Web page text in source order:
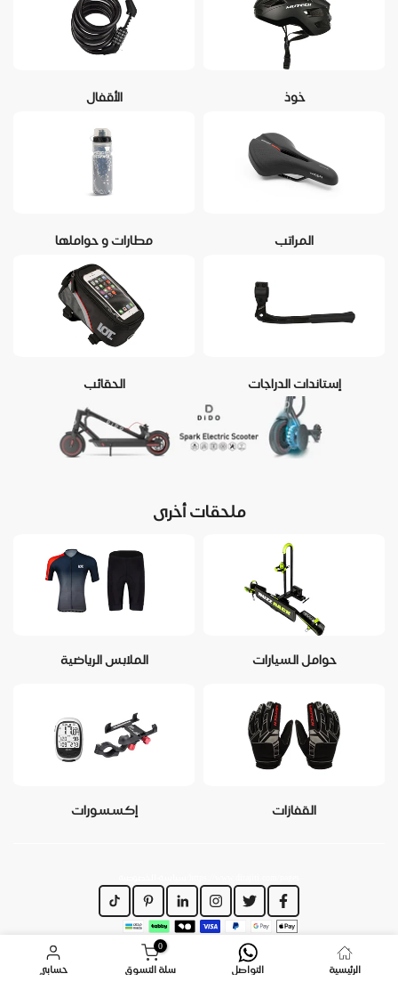
خوذ الأقفال
المراتب مطارات و حواملها
إستاندات الدراجات الحقائب
ملحقات أخرى
حوامل السيارات الملابس الرياضية
القفازات إكسسورات
الرئيسية التواصل
0
سلة التسوق حسابي